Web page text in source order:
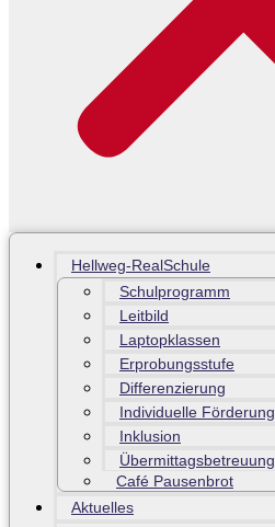
Hellweg-RealSchule
Schulprogramm
Leitbild
Laptopklassen
Erprobungsstufe
Differenzierung
Individuelle Förderung
Inklusion
Übermittagsbetreuung
Café Pausenbrot
Aktuelles